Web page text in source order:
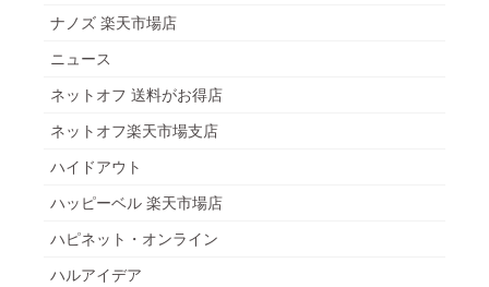
ナノズ 楽天市場店
ニュース
ネットオフ 送料がお得店
ネットオフ楽天市場支店
ハイドアウト
ハッピーベル 楽天市場店
ハピネット・オンライン
ハルアイデア